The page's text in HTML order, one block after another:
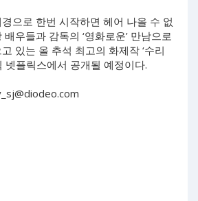
으로 한번 시작하면 헤어 나올 수 없
우들과 감독의 ‘영화로운’ 만남으로
있는 올 추석 최고의 화제작 ‘수리
넷플릭스에서 공개될 예정이다.